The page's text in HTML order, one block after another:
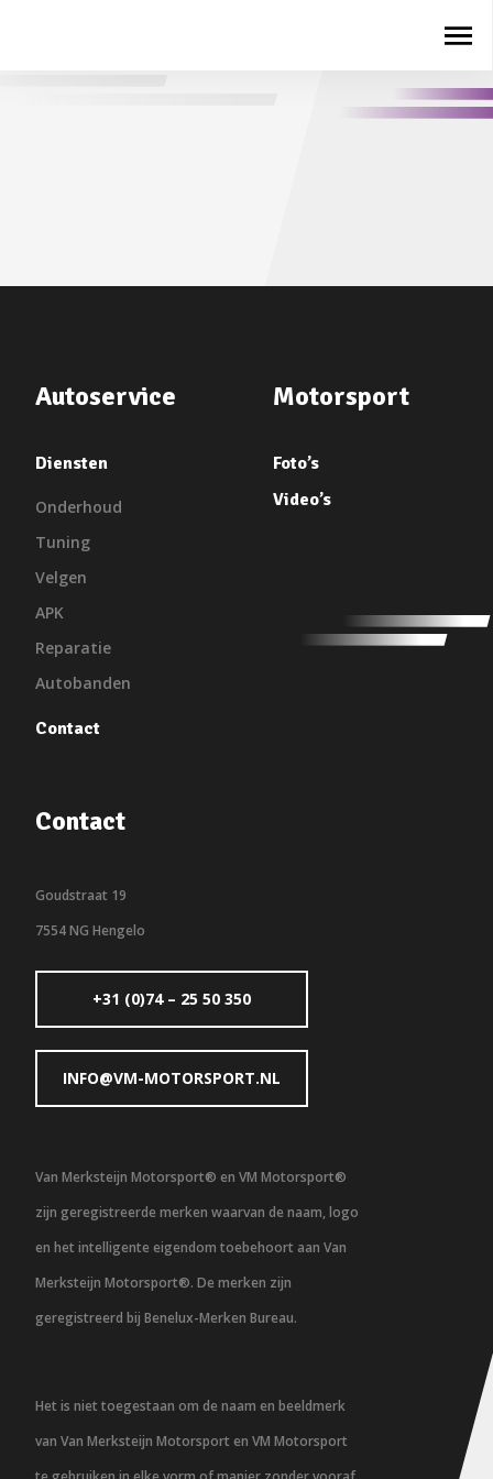
Autoservice
Diensten
Onderhoud
Tuning
Velgen
APK
Reparatie
Autobanden
Contact
Motorsport
Foto’s
Video’s
Contact
Goudstraat 19
7554 NG Hengelo
+31 (0)74 – 25 50 350
INFO@VM-MOTORSPORT.NL
Van Merksteijn Motorsport® en VM Motorsport®
zijn geregistreerde merken waarvan de naam, logo
en het intelligente eigendom toebehoort aan Van
Merksteijn Motorsport®. De merken zijn
geregistreerd bij Benelux-Merken Bureau.
Het is niet toegestaan om de naam en beeldmerk
van Van Merksteijn Motorsport en VM Motorsport